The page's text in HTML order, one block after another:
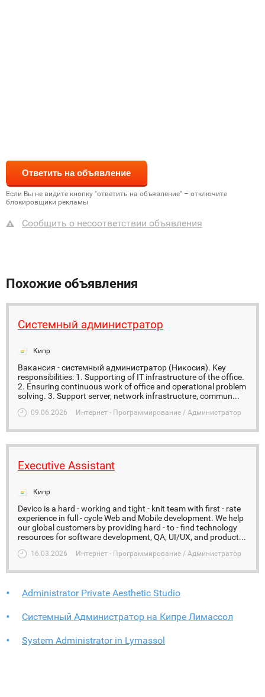
Если Вы не видите кнопку "ответить на объявление" – отключите
блокировщики рекламы
Сообщить о несоответствии объявления
Похожие объявления
Системный администратор
Кипр
Вакансия - системный администратор (Никосия). Key
responsibilities: 1. Supporting of IT infrastructure of the office.
2. Ensuring continuous work of office and operational problem
solving. 3. Support server, network infrastructure, commun...
09.06.2026 Интернет - Программирование / Администратор
Executive Assistant
Кипр
Devico is a hard - working and tight - knit team with first - rate
experience in full - cycle Web and Mobile development. We help
our global customers by providing hard - to - find technology
resources for software development, QA, UI/UX, and product...
16.03.2026 Интернет - Программирование / Администратор
Administrator Private Aesthetic Studio
Системный Администратор на Кипре Лимассол
System Administrator in Lymassol